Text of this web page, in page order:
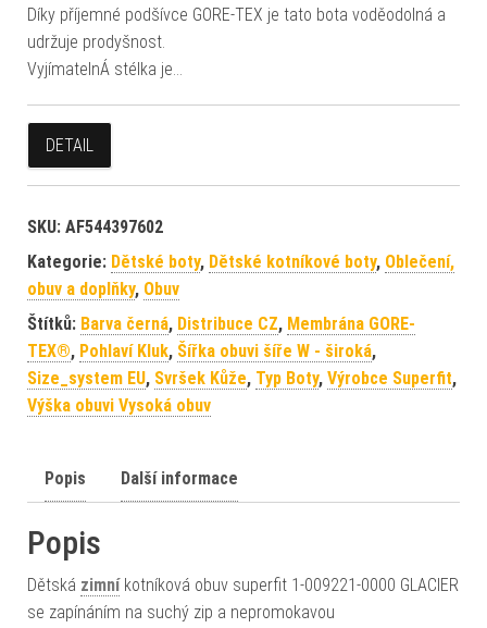
Díky příjemné podšívce GORE-TEX je tato bota voděodolná a
udržuje prodyšnost.
VyjímatelnÁ stélka je…
DETAIL
SKU: AF544397602
Kategorie: Dětské boty, Dětské kotníkové boty, Oblečení,
obuv a doplňky, Obuv
Štítků: Barva černá, Distribuce CZ, Membrána GORE-
TEX®, Pohlaví Kluk, Šířka obuvi šíře W - široká,
Size_system EU, Svršek Kůže, Typ Boty, Výrobce Superfit,
Výška obuvi Vysoká obuv
Popis Další informace
Popis
Dětská zimníkotníková obuv superfit 1-009221-0000 GLACIER
se zapínáním na suchý zip a nepromokavou